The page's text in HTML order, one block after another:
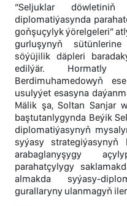
“Seljuklar
diplomatiýasynda
goňşuçylyk ýörelgeleri”
gurluşynyň
söýüjilik däpleri
edilýär. Hormatly
Berdimuhamedowyň
usulyýet esasyna
Mälik şa, Soltan Sanjar
baştutanlygynda Beýik
diplomatiýasynyň
syýasy strategiýasynyň
arabaglanyşygy
parahatçylygy
almakda syýasy-
gurallaryny ulanmagyň